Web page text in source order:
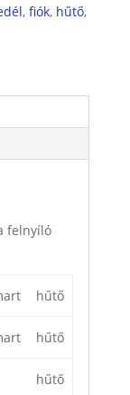
, fiók, hűtő,
felnyíló
hűtő
hűtő
hűtő